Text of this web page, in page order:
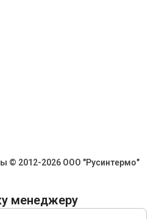
© 2012-2026 ООО "Русинтермо"
менеджеру